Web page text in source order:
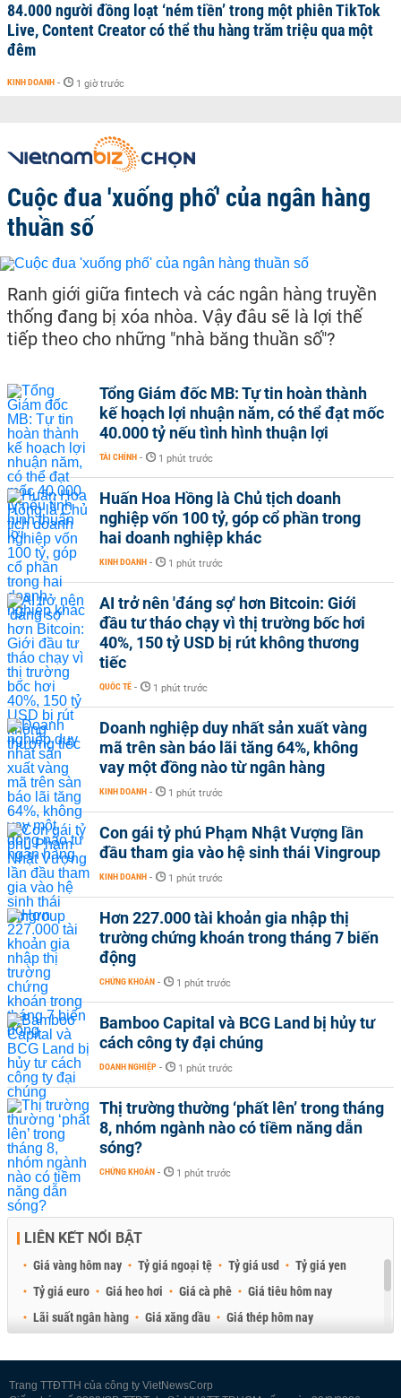
84.000 người đồng loạt ‘ném tiền’ trong một phiên TikTok
Live, Content Creator có thể thu hàng trăm triệu qua một
đêm
KINH DOANH - 1 giờ trước
Cuộc đua 'xuống phố' của ngân hàng
thuần số
Ranh giới giữa fintech và các ngân hàng truyền
thống đang bị xóa nhòa. Vậy đâu sẽ là lợi thế
tiếp theo cho những "nhà băng thuần số"?
Tổng Giám đốc MB: Tự tin hoàn thành
kế hoạch lợi nhuận năm, có thể đạt mốc
40.000 tỷ nếu tình hình thuận lợi
TÀI CHÍNH - 1 phút trước
Huấn Hoa Hồng là Chủ tịch doanh
nghiệp vốn 100 tỷ, góp cổ phần trong
hai doanh nghiệp khác
KINH DOANH - 1 phút trước
AI trở nên 'đáng sợ' hơn Bitcoin: Giới
đầu tư tháo chạy vì thị trường bốc hơi
40%, 150 tỷ USD bị rút không thương
tiếc
QUỐC TẾ - 1 phút trước
Doanh nghiệp duy nhất sản xuất vàng
mã trên sàn báo lãi tăng 64%, không
vay một đồng nào từ ngân hàng
KINH DOANH - 1 phút trước
Con gái tỷ phú Phạm Nhật Vượng lần
đầu tham gia vào hệ sinh thái Vingroup
KINH DOANH - 1 phút trước
Hơn 227.000 tài khoản gia nhập thị
trường chứng khoán trong tháng 7 biến
động
CHỨNG KHOÁN - 1 phút trước
Bamboo Capital và BCG Land bị hủy tư
cách công ty đại chúng
DOANH NGHIỆP - 1 phút trước
Thị trường thường ‘phất lên’ trong tháng
8, nhóm ngành nào có tiềm năng dẫn
sóng?
CHỨNG KHOÁN - 1 phút trước
LIÊN KẾT NỔI BẬT
Giá vàng hôm nay Tỷ giá ngoại tệ Tỷ giá usd
Tỷ giá yen
Tỷ giá euro
Giá heo hơi Giá cà phê
Giá tiêu hôm nay
Lãi suất ngân hàng
Giá xăng dầu
Giá thép hôm nay
Trang TTĐTTH của công ty VietNewsCorp